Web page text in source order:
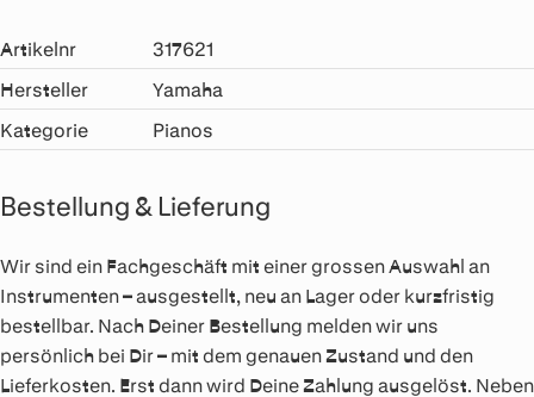
Artikelnr
317621
Hersteller
Yamaha
Kategorie
Pianos
Bestellung & Lieferung
Wir sind ein Fachgeschäft mit einer grossen Auswahl an
Instrumenten – ausgestellt, neu an Lager oder kurzfristig
bestellbar. Nach Deiner Bestellung melden wir uns
persönlich bei Dir – mit dem genauen Zustand und den
Lieferkosten. Erst dann wird Deine Zahlung ausgelöst. Neben